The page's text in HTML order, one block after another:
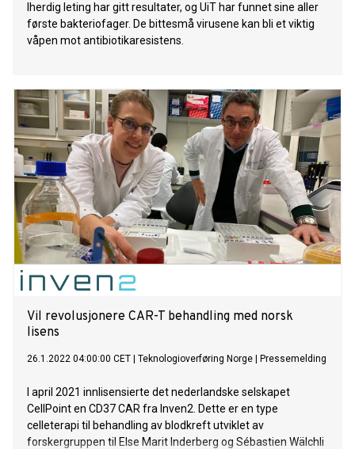
Iherdig leting har gitt resultater, og UiT har funnet sine aller
første bakteriofager. De bittesmå virusene kan bli et viktig
våpen mot antibiotikaresistens.
Vil revolusjonere CAR-T behandling med norsk
lisens
26.1.2022 04:00:00 CET Teknologioverføring Norge Pressemelding
I april 2021 innlisensierte det nederlandske selskapet
CellPoint en CD37 CAR fra Inven2. Dette er en type
celleterapi til behandling av blodkreft utviklet av
forskergruppen til Else Marit Inderberg og Sébastien Wälchli